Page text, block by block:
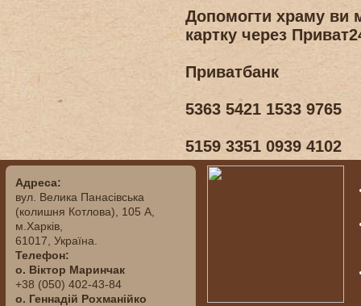
Допомогти храму ви
картку через
Приватбанк
5363 5421 1533 9765
5159 3351 0939 4102
Адреса:
вул. ‬Велика Панасівська
(колишня Котлова), ‬105‭ ‬А,‭
‬м.Харків,
‬61017, ‬Україна.‎
Телефон:
о. Віктор Маринчак
+38 (050)‭ 402-43-84
о. Геннадій Рохманійко